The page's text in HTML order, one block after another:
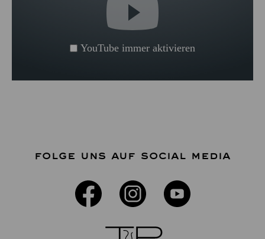
YouTube immer aktivieren
FOLGE UNS AUF SOCIAL MEDIA